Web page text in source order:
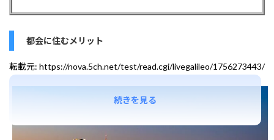
都会に住むメリット
転載元: https://nova.5ch.net/test/read.cgi/livegalileo/1756273443/
続きを見る